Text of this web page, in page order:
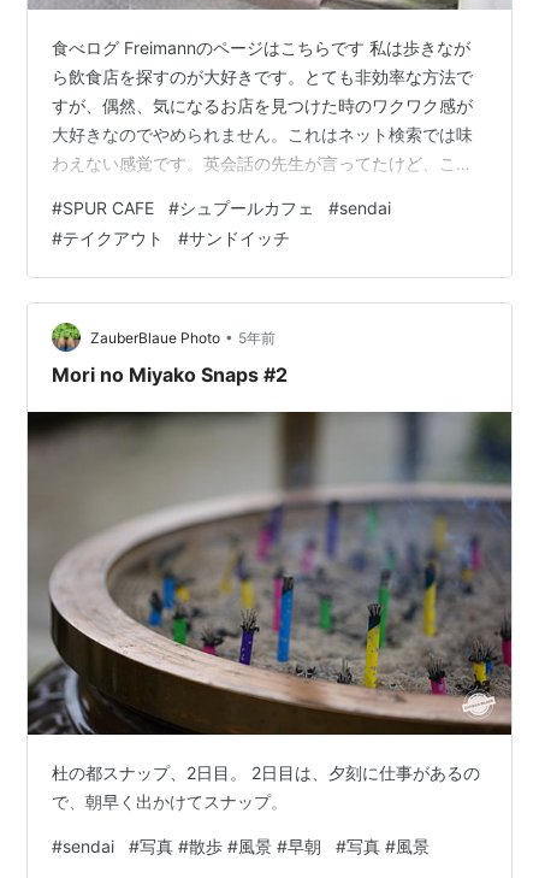
食べログ Freimannのページはこちらです 私は歩きなが
ら飲食店を探すのが大好きです。とても非効率な方法で
すが、偶然、気になるお店を見つけた時のワクワク感が
大好きなのでやめられません。これはネット検索では味
わえない感覚です。英会話の先生が言ってたけど、こう
グ）って言うんですって。この日（9月25日）も、用事
があって歩いていたら、東京エレクトロンホールの西側
の脇道で、おいしそうなランチボックスの看板が目につ
きました。近づいてみたらスタッフさんが出て来て笑顔
でご挨拶。泉区八乙女のカフェ「SPUR CAFE（シュプー
ルカフェ）」…
#SPUR CAFE #シュプールカフェ #sendai
#テイクアウト #サンドイッチ
ZauberBlaue Photo • 5年前
Mori no Miyako Snaps #2
杜の都スナップ、2日目。 2日目は、夕刻に仕事があるの
で、朝早く出かけてスナップ。
#sendai #写真 #散歩 #風景 #早朝 #写真 #風景